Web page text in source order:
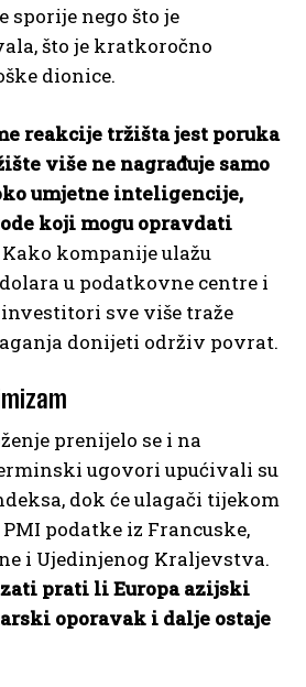
sporije nego što je
što je kratkoročno
dionice.
reakcije tržišta jest poruka
više ne nagrađuje samo
umjetne inteligencije,
koji mogu opravdati
Kako kompanije ulažu
u podatkovne centre i
sve više traže
donijeti održiv povrat.
prenijelo se i na
ugovori upućivali su
dok će ulagači tijekom
podatke iz Francuske,
i Ujedinjenog Kraljevstva.
prati li Europa azijski
oporavak i dalje ostaje